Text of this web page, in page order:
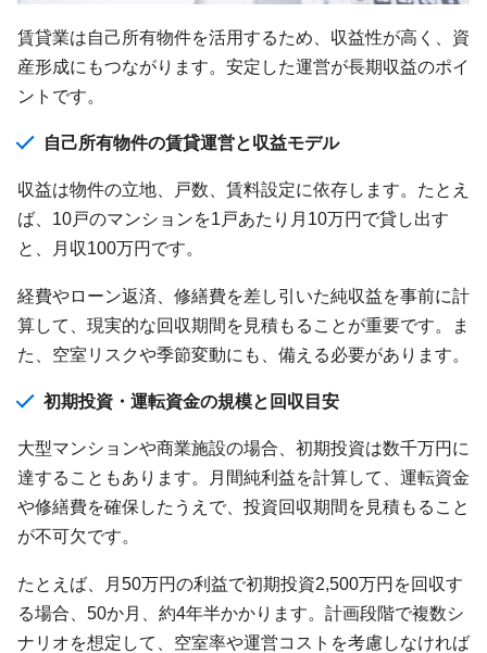
賃貸業は自己所有物件を活用するため、収益性が高く、資
産形成にもつながります。安定した運営が長期収益のポイ
ントです。
自己所有物件の賃貸運営と収益モデル
収益は物件の立地、戸数、賃料設定に依存します。たとえ
ば、10戸のマンションを1戸あたり月10万円で貸し出す
と、月収100万円です。
経費やローン返済、修繕費を差し引いた純収益を事前に計
算して、現実的な回収期間を見積もることが重要です。ま
た、空室リスクや季節変動にも、備える必要があります。
初期投資・運転資金の規模と回収目安
大型マンションや商業施設の場合、初期投資は数千万円に
達することもあります。月間純利益を計算して、運転資金
や修繕費を確保したうえで、投資回収期間を見積もること
が不可欠です。
たとえば、月50万円の利益で初期投資2,500万円を回収す
る場合、50か月、約4年半かかります。計画段階で複数シ
ナリオを想定して、空室率や運営コストを考慮しなければ